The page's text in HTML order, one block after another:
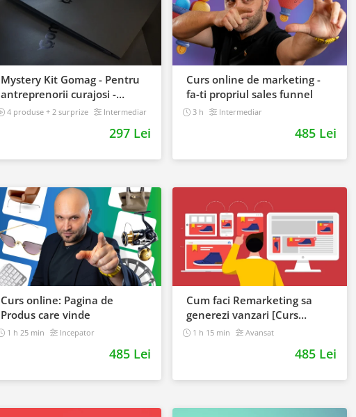
Mystery Kit Gomag - Pentru
antreprenorii curajosi -
digital
4 produse + 2 surprize Intermediar
297 Lei
Curs online de marketing -
fa-ti propriul sales funnel
3 h Intermediar
485 Lei
Curs online: Pagina de
Produs care vinde
1 h 25 min Incepator
485 Lei
Cum faci Remarketing sa
generezi vanzari [Curs
Online]
1 h 15 min Avansat
485 Lei